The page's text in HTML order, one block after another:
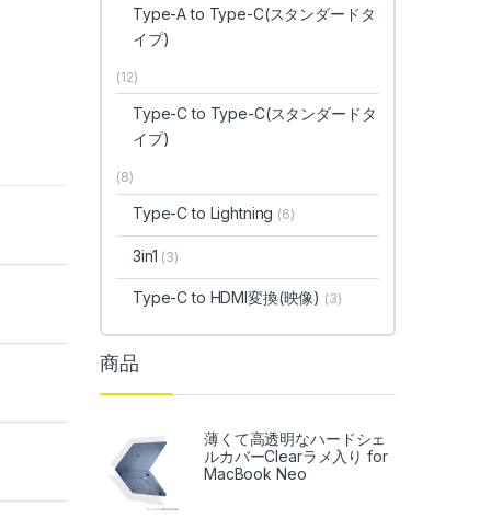
Type-A to Type-C(スタンダードタ
イプ)
(12)
Type-C to Type-C(スタンダードタ
イプ)
(8)
Type-C to Lightning (6)
3in1 (3)
Type-C to HDMI変換(映像) (3)
商品
薄くて高透明なハードシェ
ルカバーClearラメ入り for
MacBook Neo